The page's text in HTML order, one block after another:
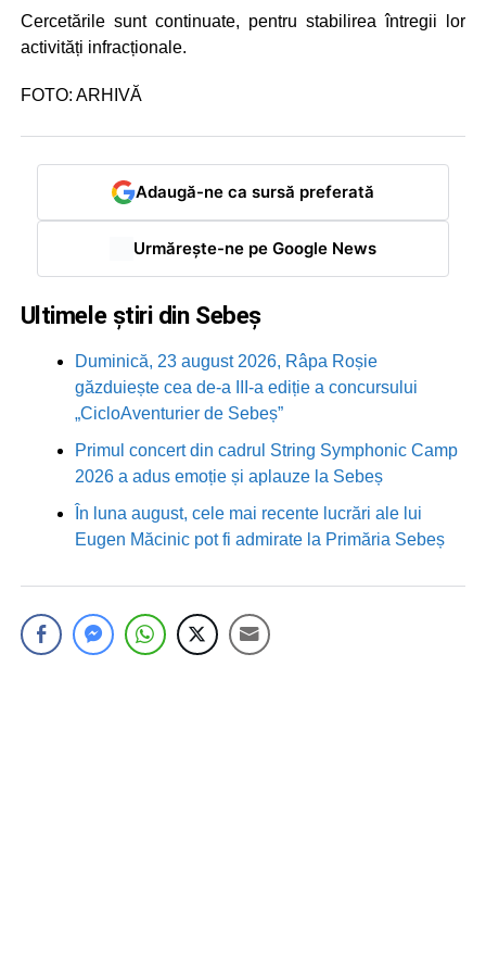
Cercetările sunt continuate, pentru stabilirea întregii lor
activități infracționale.
FOTO: ARHIVĂ
Adaugă-ne ca sursă preferată
Urmărește-ne pe Google News
Ultimele știri din Sebeș
Duminică, 23 august 2026, Râpa Roșie
găzduiește cea de-a III-a ediție a concursului
„CicloAventurier de Sebeș”
Primul concert din cadrul String Symphonic Camp
2026 a adus emoție și aplauze la Sebeș
În luna august, cele mai recente lucrări ale lui
Eugen Măcinic pot fi admirate la Primăria Sebeș